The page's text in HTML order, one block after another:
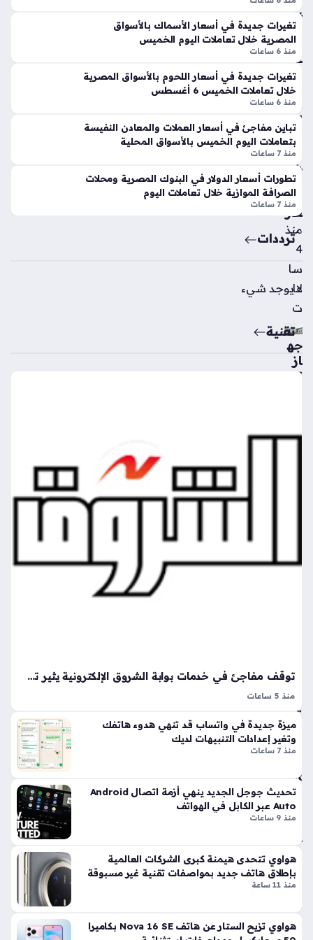
يا
ن
ديو
مان
دي
منذ
3
سا
عا
ت
ية
و
س
ط
تر
ق
ب
الم
تعا
ملي
ن
للأ
س
عار
منذ
4
سا
عا
ت
جه
از
تن
صا
ت
عبر
تط
بي
ق
M
y
TR
A
للم
ست
خد
مي
ن
منذ
سا
عة
تغيرات جديدة في أسعار الأسماك بالأسواق
المصرية خلال تعاملات اليوم الخميس
منذ 6 ساعات
تغيرات جديدة في أسعار اللحوم بالأسواق المصرية
خلال تعاملات الخميس 6 أغسطس
منذ 6 ساعات
تباين مفاجئ في أسعار العملات والمعادن النفيسة
بتعاملات اليوم الخميس بالأسواق المحلية
منذ 7 ساعات
تطورات أسعار الدولار في البنوك المصرية ومحلات
الصرافة الموازية خلال تعاملات اليوم
منذ 7 ساعات
ترددات
لا يوجد شيء
تقنية
توقف مفاجئ في خدمات بوابة الشروق الإلكترونية يثير تساؤلات واسعة لدى المتابعين
منذ 5 ساعات
الوصول إلى محتوى معين عبر منصات الأخبار الرقمية، وتعد ظاهرة
الصفحة غير متاحة إحدى التحديات التقنية التي تؤثر على…
ميزة جديدة في واتساب قد تنهي هدوء هاتفك
وتغير إعدادات التنبيهات لديك
منذ 7 ساعات
تحديث جوجل الجديد ينهي أزمة اتصال Android
Auto عبر الكابل في الهواتف
منذ 9 ساعات
هواوي تتحدى هيمنة كبرى الشركات العالمية
بإطلاق هاتف جديد بمواصفات تقنية غير مسبوقة
منذ 11 ساعة
هواوي تزيح الستار عن هاتف Nova 16 SE بكاميرا